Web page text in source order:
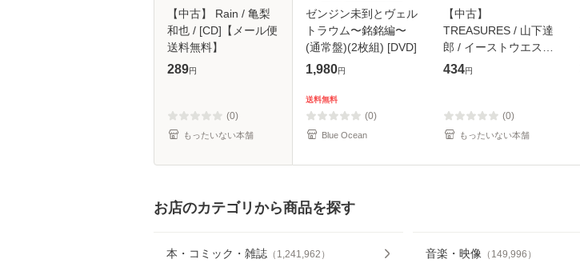
【中古】 Rain / 亀梨
和也 / [CD]【メール便
送料無料】
289円
(0)
もったいない本舗
ゼンジン未到とヴェル
トラウム〜銘銘編〜
(通常盤)(2枚組) [DVD]
1,980円
送料無料
(0)
Blue Ocean
【中古】
TREASURES / 山下達
郎 / イーストウエス
ト・ジャパン [CD]
434円
(0)
もったいない本舗
お店のカテゴリから商品を探す
本・コミック・雑誌 （ 1,241,962 ） 音楽・映像 （ 149,996 ）